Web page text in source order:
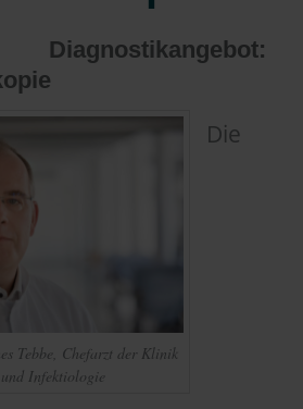
Tebbe, Chefarzt der Klinik
Infektiologie
Die